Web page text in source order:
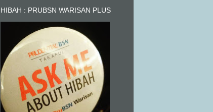
HIBAH : PRUBSN WARISAN PLUS